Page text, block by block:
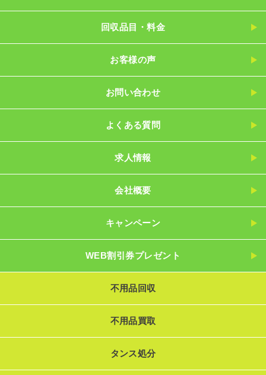
回収品目・料金
お客様の声
お問い合わせ
よくある質問
求人情報
会社概要
キャンペーン
WEB割引券プレゼント
不用品回収
不用品買取
タンス処分